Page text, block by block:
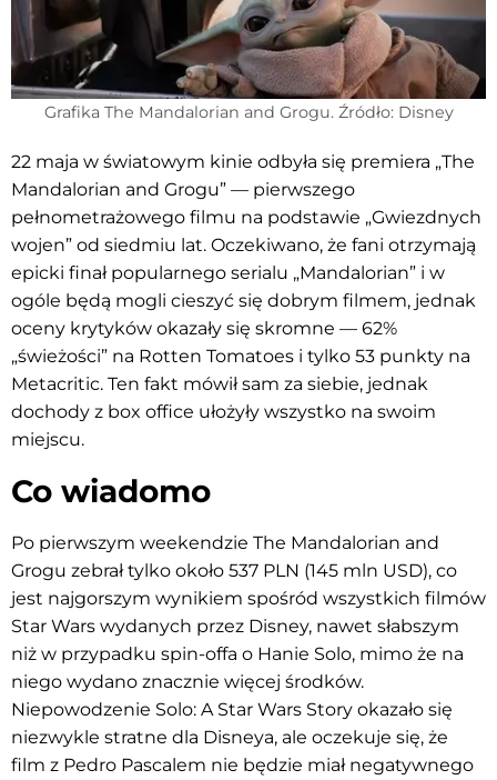
Grafika The Mandalorian and Grogu. Źródło: Disney
22 maja w światowym kinie odbyła się premiera „The
Mandalorian and Grogu” — pierwszego
pełnometrażowego filmu na podstawie „Gwiezdnych
wojen” od siedmiu lat. Oczekiwano, że fani otrzymają
epicki finał popularnego serialu „Mandalorian” i w
ogóle będą mogli cieszyć się dobrym filmem, jednak
oceny krytyków okazały się skromne — 62%
„świeżości” na Rotten Tomatoes i tylko 53 punkty na
Metacritic. Ten fakt mówił sam za siebie, jednak
dochody z box office ułożyły wszystko na swoim
miejscu.
Co wiadomo
Po pierwszym weekendzie The Mandalorian and
Grogu zebrał tylko około 537 PLN (145 mln USD), co
jest najgorszym wynikiem spośród wszystkich filmów
Star Wars wydanych przez Disney, nawet słabszym
niż w przypadku spin-offa o Hanie Solo, mimo że na
niego wydano znacznie więcej środków.
Niepowodzenie Solo: A Star Wars Story okazało się
niezwykle stratne dla Disneya, ale oczekuje się, że
film z Pedro Pascalem nie będzie miał negatywnego